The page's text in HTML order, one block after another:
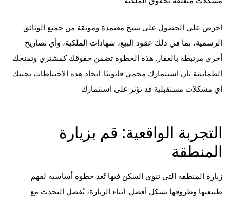
احرص على الحصول على نسخ معتمدة وموثقة من جميع الوثائق
الرسمية، بما في ذلك عقود البيع، شهادات الملكية، وأي تصاريح
أخرى مرتبطة بالعقار. هذه الخطوة تضمن حقوقك كمشتري وتمنحك
الطمأنينة بأن استثمارك محمي قانونيًا. اتخاذ هذه الاحتياطات يجنبك
أي مشكلات مستقبلية قد تؤثر على استثمارك
التجربة الواقعية: قم بزيارة
المنطقة
زيارة المنطقة التي تنوي السكن فيها تُعد خطوة أساسية لفهم
طبيعتها وظروفها بشكل أفضل. أثناء الزيارة، يُفضل التحدث مع